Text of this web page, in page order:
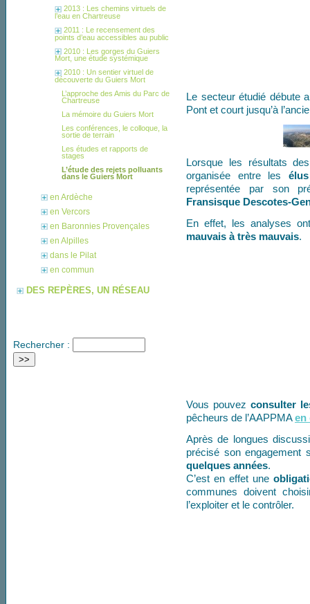
Le secteur étudié débute
Pont et court jusqu’à
Lorsque les résultats
organisée entre les
représentée par son
Fransisque Descotes-
En effet, les analyses
mauvais à très mauvais.
Vous pouvezconsulter
pêcheurs de l’AAPPMAen
Après de longues
précisé son engagement
quelques années.
C’est en effet une
communes doivent
l’exploiter et le contrôler.
2013 : Les chemins virtuels de
l’eau en Chartreuse
2011 : Le recensement des
points d’eau accessibles au public
2010 : Les gorges du Guiers
Mort, une étude systémique
2010 : Un sentier virtuel de
découverte du Guiers Mort
L’approche des Amis du Parc de
Chartreuse
La mémoire du Guiers Mort
Les conférences, le colloque, la
sortie de terrain
Les études et rapports de
stages
L’étude des rejets polluants
dans le Guiers Mort
en Ardèche
en Vercors
en Baronnies Provençales
en Alpilles
dans le Pilat
en commun
DES REPÈRES, UN RÉSEAU
Rechercher :